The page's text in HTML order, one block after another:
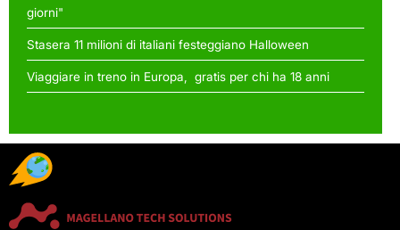
giorni"
Stasera 11 milioni di italiani festeggiano Halloween
Viaggiare in treno in Europa, gratis per chi ha 18 anni